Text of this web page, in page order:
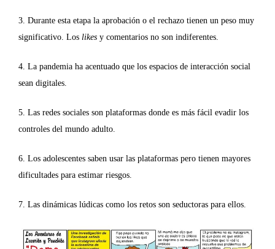
3. Durante esta etapa la aprobación o el rechazo tienen un peso muy
significativo. Los likes y comentarios no son indiferentes.
4. La pandemia ha acentuado que los espacios de interacción social
sean digitales.
5. Las redes sociales son plataformas donde es más fácil evadir los
controles del mundo adulto.
6. Los adolescentes saben usar las plataformas pero tienen mayores
dificultades para estimar riesgos.
7. Las dinámicas lúdicas como los retos son seductoras para ellos.